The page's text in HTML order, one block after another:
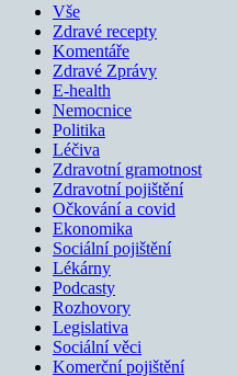
Vše
Zdravé recepty
Komentáře
Zdravé Zprávy
E-health
Nemocnice
Politika
Léčiva
Zdravotní gramotnost
Zdravotní pojištění
Očkování a covid
Ekonomika
Sociální pojištění
Lékárny
Podcasty
Rozhovory
Legislativa
Sociální věci
Komerční pojištění